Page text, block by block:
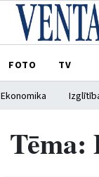
FOTO TV
Ekonomika
Tēma: